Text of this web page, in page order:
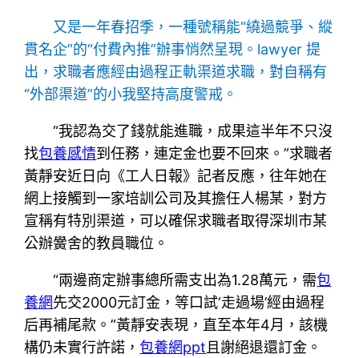
又是一年春招季，一種號稱能“繞過競爭、縱
貫名企”的“付費內推”辦事悄然呈現。lawyer 提
出，求職者應經由過程正軌渠道求職，對自稱有
“外部渠道”的小我堅持高度警戒。
“我認為交了錢就能進職，成果這半年不只沒
找包養感情到任務，連定金也要不回來。”求職者
黃靜安近日向《工人日報》記者反應，往年她在
網上接觸到一家培訓公司及其擔任人楊某，對方
宣稱有特別渠道，可以確保求職者取得深圳市某
公辦黌舍的教員職位。
“兩邊商定辦事總所需支出為1.28萬元，需包
養網先交2000元訂金，等口試‘走過場’經由過程
后再補尾款。”黃靜安表現，直至本年4月，該機
構仍未實行許諾，包養網ppt且謝絕退還訂金。